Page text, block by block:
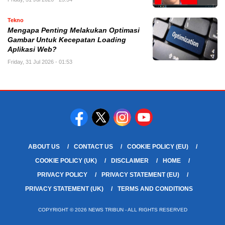
Tekno
Mengapa Penting Melakukan Optimasi
Gambar Untuk Kecepatan Loading
Aplikasi Web?
Friday, 31 Jul 2026 - 01:53
ABOUT US CONTACT US
COOKIE POLICY (EU)
COOKIE POLICY (UK)
DISCLAIMER
HOME
PRIVACY POLICY
PRIVACY STATEMENT (EU)
PRIVACY STATEMENT (UK)
TERMS AND CONDITIONS
COPYRIGHT © 2026 NEWS TRIBUN - ALL RIGHTS RESERVED